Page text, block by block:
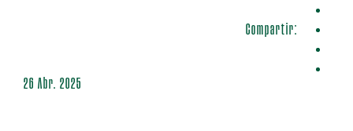
26 Abr. 2025
Compartir: